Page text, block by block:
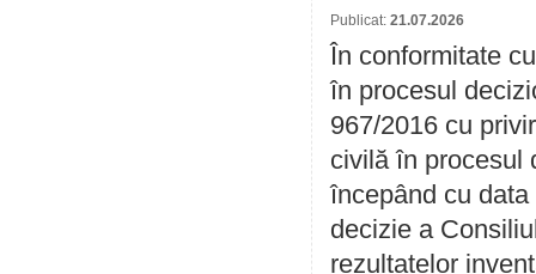
Publicat: 21.07.2026
În conformitate
în procesul
967/2016 cu
civilă în procesul
începând cu
decizie a
rezultatelor